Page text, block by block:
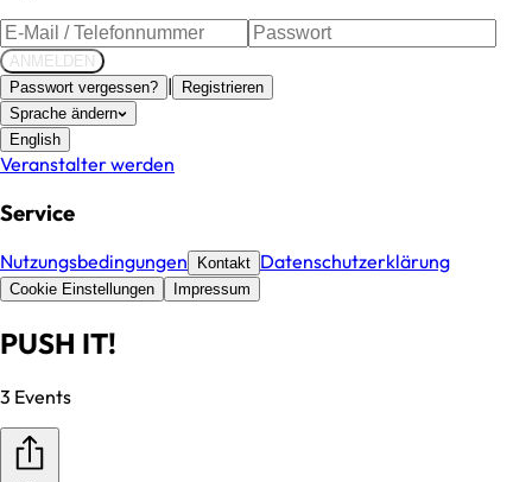
ANMELDEN
Passwort vergessen? |
Registrieren
Sprache ändern
English
Veranstalter werden
Service
Nutzungsbedingungen Kontakt Datenschutzerklärung
Cookie Einstellungen Impressum
PUSH IT!
3 Events